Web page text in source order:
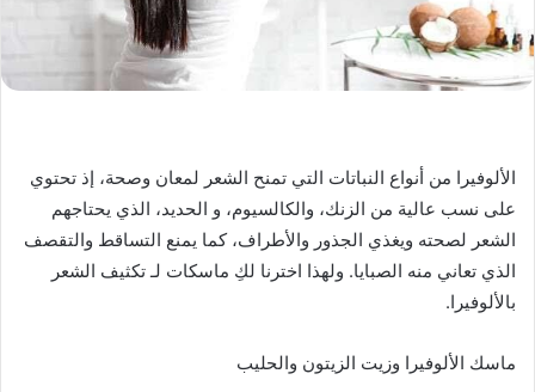
الألوفيرا من أنواع النباتات التي تمنح الشعر لمعان وصحة، إذ تحتوي
على نسب عالية من الزنك، والكالسيوم، و الحديد، الذي يحتاجهم
الشعر لصحته ويغذي الجذور والأطراف، كما يمنع التساقط والتقصف
الذي تعاني منه الصبايا. ولهذا اخترنا لكِ ماسكات لـ تكثيف الشعر
بالألوفيرا.
ماسك الألوفيرا وزيت الزيتون والحليب